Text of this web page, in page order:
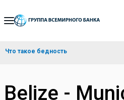
Skip
Navigation
Что такое бедность
Belize -